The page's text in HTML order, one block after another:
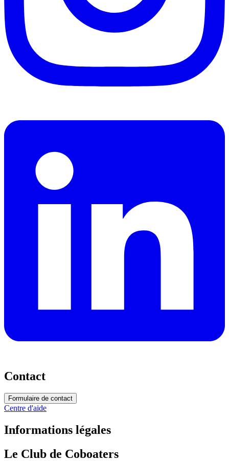
Contact
Formulaire de contact
Centre d'aide
Informations légales
Le Club de Coboaters